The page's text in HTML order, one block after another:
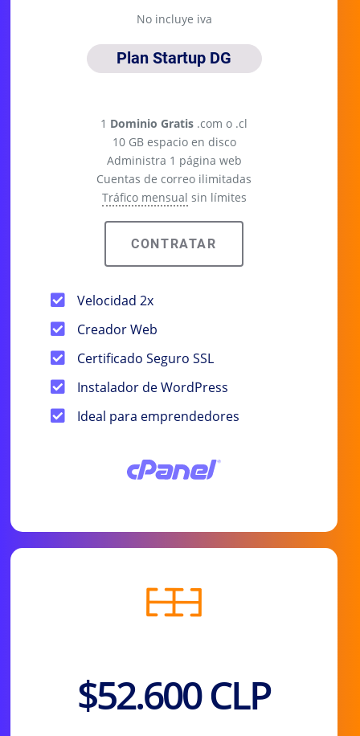
No incluye iva
Plan Startup DG
1 Dominio Gratis .com o .cl
10 GB espacio en disco
Administra 1 página web
Cuentas de correo ilimitadas
Tráfico mensual sin límites
CONTRATAR
Velocidad 2x
Creador Web
Certificado Seguro SSL
Instalador de WordPress
Ideal para emprendedores
$52.600 CLP